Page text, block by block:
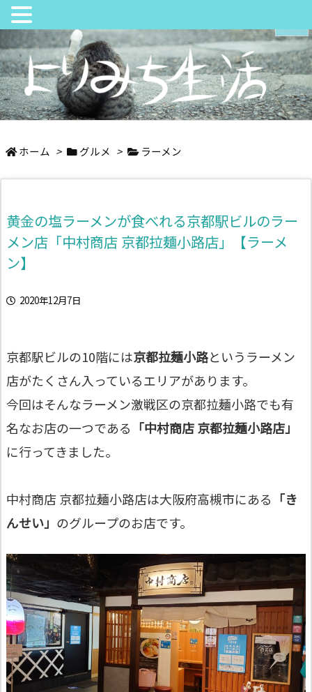
日々の中でちょっとよりみち
メニュ
サイド
ホーム > グルメ > ラーメン
黄金の塩ラーメンが食べれる京都駅ビルのラー
メン店「中村商店 京都拉麺小路店」【ラーメ
ン】
2020年12月7日
京都駅ビルの10階には京都拉麺小路というラーメン
店がたくさん入っているエリアがあります。
今回はそんなラーメン激戦区の京都拉麺小路でも有
名なお店の一つである 「中村商店 京都拉麺小路店」
に行ってきました。
中村商店 京都拉麺小路店は大阪府高槻市にある 「き
んせい」 のグループのお店です。